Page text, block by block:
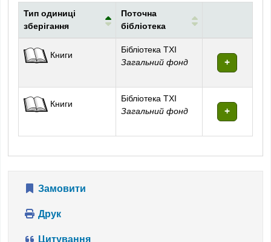
Фонди
Тип одиниці
зберігання
Поточна
бібліотека
Книги Бібліотека ТХІ
Загальний фонд
Книги Бібліотека ТХІ
Загальний фонд
Замовити
Друк